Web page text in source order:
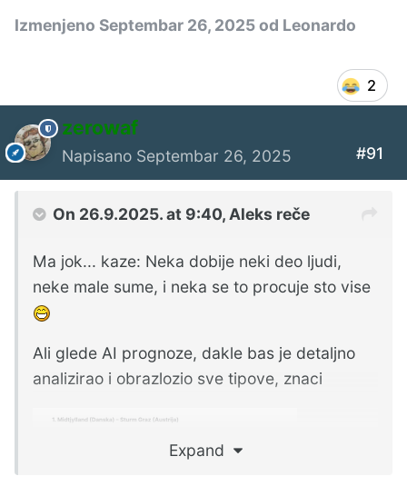
Izmenjeno Septembar 26, 2025od Leonardo
2
zerowaf
Napisano Septembar 26, 2025 #91
On 26.9.2025. at 9:40, Aleks reče
Ma jok... kaze: Neka dobije neki deo ljudi,
neke male sume, i neka se to procuje sto vise
Ali glede AI prognoze, dakle bas je detaljno
analizirao i obrazlozio sve tipove, znaci
Expand